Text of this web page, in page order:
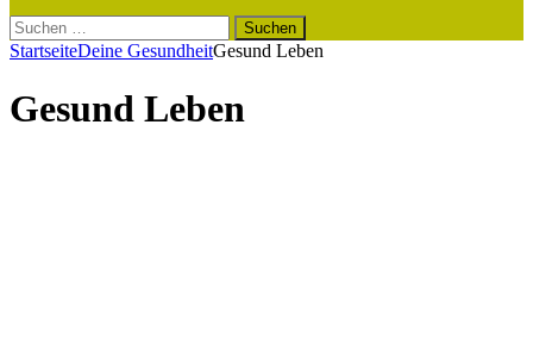
Suchen
nach:
StartseiteDeine GesundheitGesund Leben
Gesund Leben